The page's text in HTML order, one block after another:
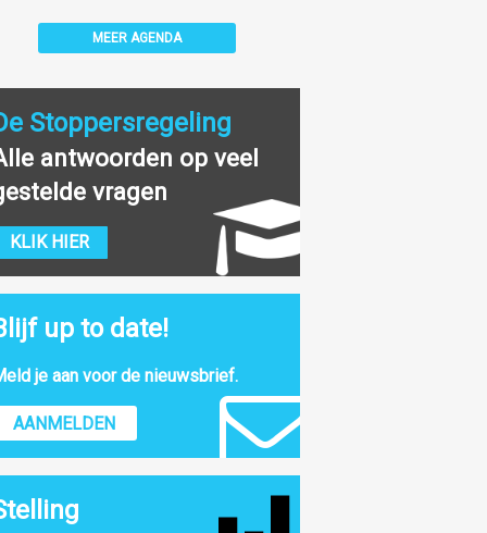
MEER AGENDA
Stoppersregeling
antwoorden op veel
vragen
KLIK HIER
up to date!
je aan voor de nieuwsbrief.
AANMELDEN